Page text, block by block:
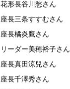
花形長谷川愁さん
座長三条すすむさん
座長橘炎鷹さん
リーダー美穂裕子さん
座長真田涼兒さん
座長千澤秀さん